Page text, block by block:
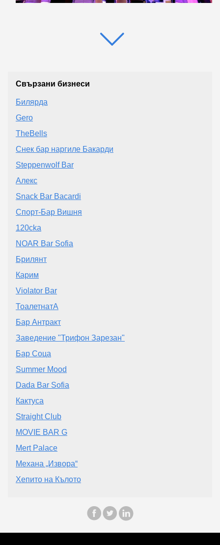
Свързани бизнеси
Билярда
Gero
TheBells
Снек бар наргиле Бакарди
Steppenwolf Bar
Алекс
Snack Bar Bacardi
Спорт-Бар Вишня
120cka
NOAR Bar Sofia
Брилянт
Карим
Violator Bar
ТоалетнатА
Бар Антракт
Заведение "Трифон Зарезан"
Бар Соца
Summer Mood
Dada Bar Sofia
Кактуса
Straight Club
MOVIE BAR G
Mert Palace
Механа „Извора“
Хепито на Кълото